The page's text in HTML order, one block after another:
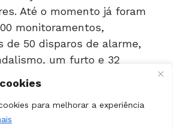
para melhorar a experiência
monitoramentos,
50 disparos de alarme,
um furto e 32
em atitude suspeita.
os trabalhos estão
positivo, as equipes do